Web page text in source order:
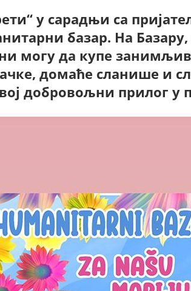
у сарадњи са
базар. На Базару,
могу да купе
домаће сланише и
добровољни прилог у